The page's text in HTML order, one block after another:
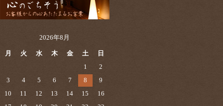
2026年8月
月 火 水 木 金 土 日
1
2
3
4 5 6 7 8
9
10
11 12 13 14 15
16